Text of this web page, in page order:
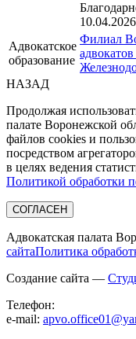
10.04.2026
Адвокатское
образование
Филиал
НАЗАД
Продолжая
палате Воронежской
файлов cookies и
посредством
в целях ведения
Политикой обработки
СОГЛАСЕН
Адвокатская палата
сайтаПолитика
Создание сайта —
Телефон:
e-mail: